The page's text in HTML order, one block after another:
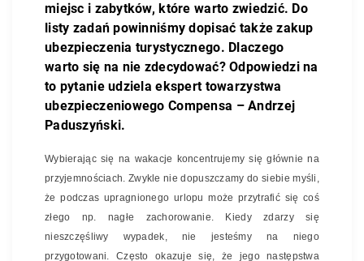
miejsc i zabytków, które warto zwiedzić. Do
listy zadań powinniśmy dopisać także zakup
ubezpieczenia turystycznego. Dlaczego
warto się na nie zdecydować? Odpowiedzi na
to pytanie udziela ekspert towarzystwa
ubezpieczeniowego Compensa – Andrzej
Paduszyński.
Wybierając się na wakacje koncentrujemy się głównie na
przyjemnościach. Zwykle nie dopuszczamy do siebie myśli,
że podczas upragnionego urlopu może przytrafić się coś
złego np. nagłe zachorowanie. Kiedy zdarzy się
nieszczęśliwy wypadek, nie jesteśmy na niego
przygotowani. Często okazuje się, że jego następstwa